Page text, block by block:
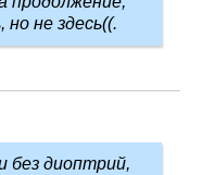
не здесь((.
без диоптрий,